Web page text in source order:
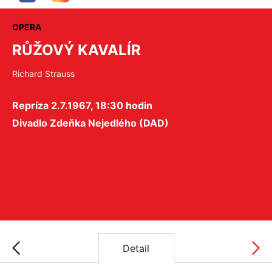
OPERA
RŮŽOVÝ KAVALÍR
Richard Strauss
Repríza 2.7.1967, 18:30 hodin
Divadlo Zdeňka Nejedlého (DAD)
Detail